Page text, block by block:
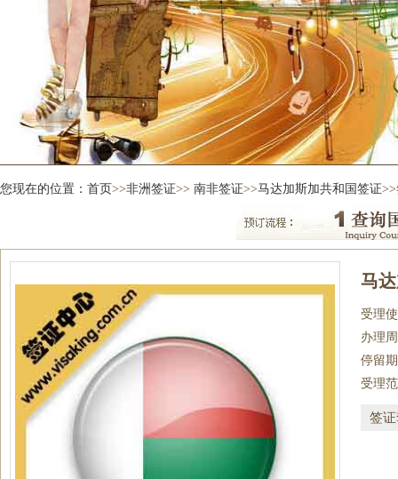
您现在的位置： 首页>>非洲签证>> 南非签证>>马达加斯加共和国签证
马
受理
办理
停留
受理
签